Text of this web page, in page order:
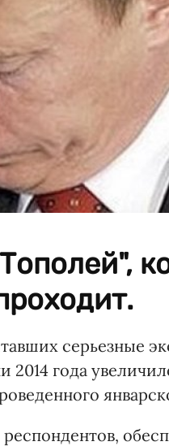
серьезные
года